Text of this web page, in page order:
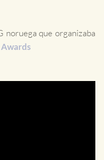
noruega que organizaba